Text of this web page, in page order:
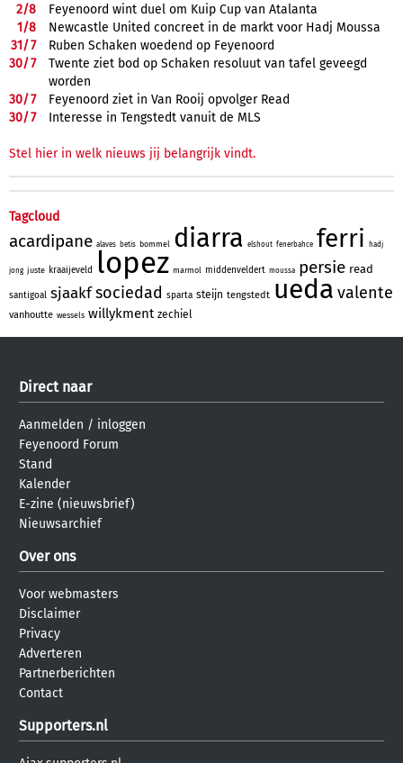
2/8
Feyenoord wint duel om Kuip Cup van Atalanta
1/8
Newcastle United concreet in de markt voor Hadj Moussa
31/7
Ruben Schaken woedend op Feyenoord
30/7
Twente ziet bod op Schaken resoluut van tafel geveegd
worden
30/7
Feyenoord ziet in Van Rooij opvolger Read
30/7 Interesse in Tengstedt vanuit de MLS
Stel hier in welk nieuws jij belangrijk vindt.
Tagcloud
acardipane alaves betis bommel diarra elshout fenerbahce ferri hadj
jong juste kraaijeveld lopez marmol middenveldert moussa persie read
santigoal sjaakfsociedad sparta steijn tengstedt ueda valente
vanhoutte wessels willykment zechiel
Direct naar
Aanmelden / inloggen
Feyenoord Forum
Stand
Kalender
E-zine (nieuwsbrief)
Nieuwsarchief
Over ons
Voor webmasters
Disclaimer
Privacy
Adverteren
Partnerberichten
Contact
Supporters.nl